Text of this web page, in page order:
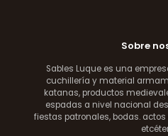
Sobre
Sables Luque es una
cuchillería y material
katanas, productos
espadas a nivel nacional
fiestas patronales, bodas.